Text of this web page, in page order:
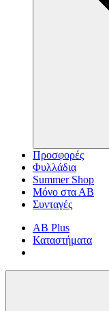
Προσφορές
Φυλλάδια
Summer Shop
Μόνο στα ΑΒ
Συνταγές
AB Plus
Καταστήματα